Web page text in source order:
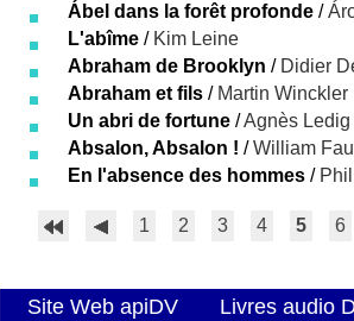
Ábel dans la forêt profonde /
L'abîme / Kim Leine
Abraham de Brooklyn / Didier
Abraham et fils / Martin Winckler
Un abri de fortune /Agnès Ledig
Absalon, Absalon ! /William
En l'absence des hommes /
1 2 3 4 5 6
Site Web apiDV
Livres audio